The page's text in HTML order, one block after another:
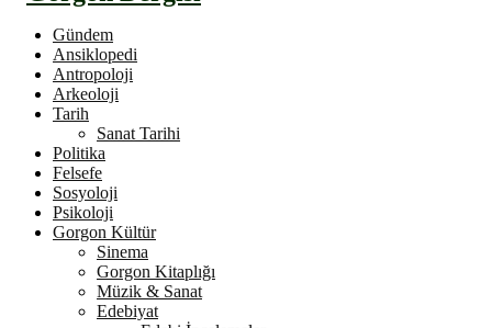
Gündem
Ansiklopedi
Antropoloji
Arkeoloji
Tarih
Sanat Tarihi
Politika
Felsefe
Sosyoloji
Psikoloji
Gorgon Kültür
Sinema
Gorgon Kitaplığı
Müzik & Sanat
Edebiyat